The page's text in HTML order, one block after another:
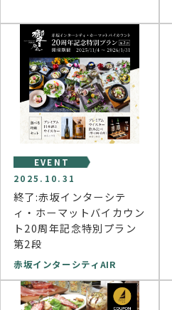
EVENT
2025.10.31
終了:赤坂インターシテ
ィ・ホーマットバイカウン
ト20周年記念特別プラン
第2段
赤坂インターシティAIR